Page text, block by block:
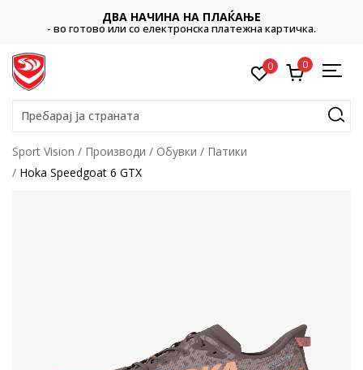
ДВА НАЧИНА НА ПЛАЌАЊЕ
- во готово или со електронска платежна картичка.
0 0
Пребарај ја страната
Sport Vision Производи Обувки
Патики
Hoka Speedgoat 6 GTX